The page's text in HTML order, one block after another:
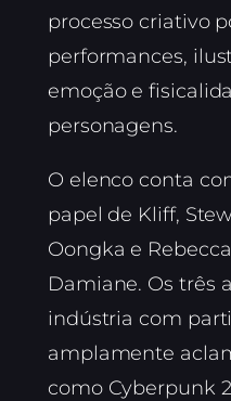
processo criativo
performances,
emoção e
personagens.
O elenco conta
papel de Kliff,
Oongka e
Damiane. Os três
indústria com
amplamente
como Cyberpunk